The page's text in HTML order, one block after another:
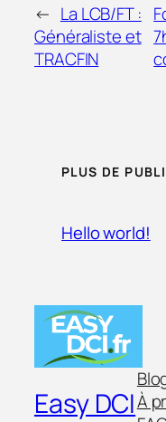
← La LCB/FT :
Généraliste et
TRACFIN
PLUS DE
Hello world!
Easy DCIÀ